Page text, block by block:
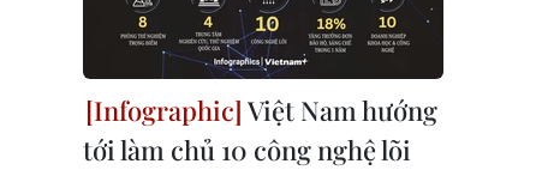
Việt Nam hướng
tới làm chủ 10 công nghệ lõi